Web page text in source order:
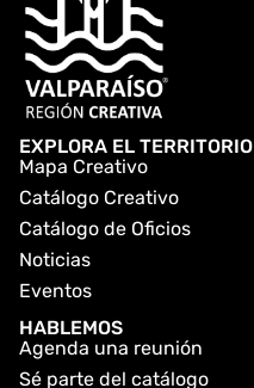
EXPLORA EL TERRITORIO
Mapa Creativo
Catálogo Creativo
Catálogo de Oficios
Noticias
Eventos
HABLEMOS
Agenda una reunión
Sé parte del catálogo